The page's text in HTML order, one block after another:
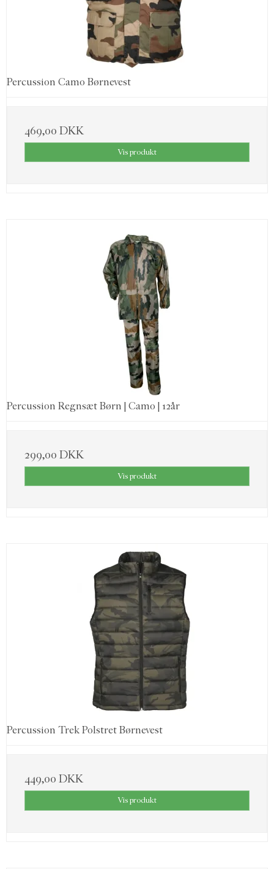
Percussion Camo Børnevest
469,00 DKK
Vis produkt
Percussion Regnsæt Børn | Camo | 12år
299,00 DKK
Vis produkt
Percussion Trek Polstret Børnevest
449,00 DKK
Vis produkt